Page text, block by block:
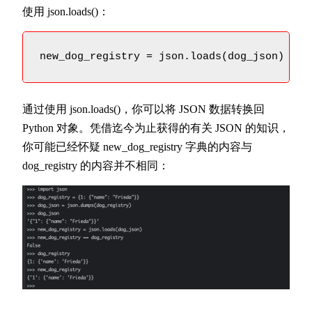
使用 json.loads()：
new_dog_registry = json.loads(dog_json)
通过使用 json.loads()，你可以将 JSON 数据转换回
Python 对象。凭借迄今为止获得的有关 JSON 的知识，
你可能已经怀疑 new_dog_registry 字典的内容与
dog_registry 的内容并不相同：